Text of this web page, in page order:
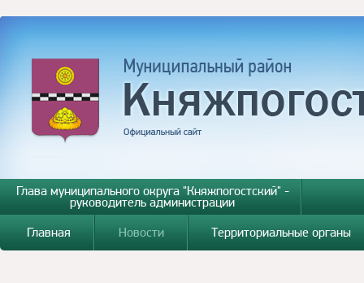
Глава муниципального округа "Княжпогостский" -
руководитель администрации
Главная
Новости Территориальные органы